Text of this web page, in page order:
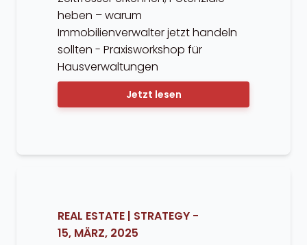
heben – warum
Immobilienverwalter jetzt handeln
sollten - Praxisworkshop für
Hausverwaltungen
Jetzt lesen
REAL ESTATE| STRATEGY-
15, MÄRZ, 2025